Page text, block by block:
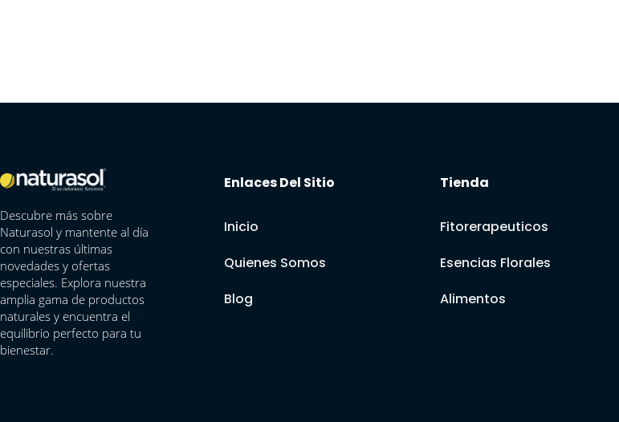
Descubre más sobre
Naturasol y mantente al día
con nuestras últimas
novedades y ofertas
especiales. Explora nuestra
amplia gama de productos
naturales y encuentra el
equilibrio perfecto para tu
bienestar.
Enlaces Del Sitio
Inicio
Quienes Somos
Blog
Tienda
Fitorerapeuticos
Esencias Florales
Alimentos